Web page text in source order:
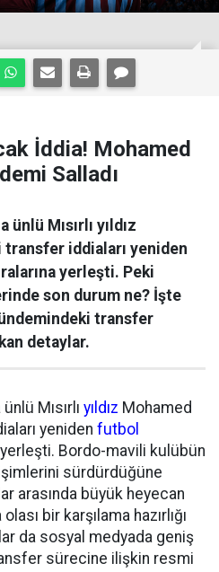
İddia! Mohamed
Salladı
Mısırlı yıldız
iddiaları yeniden
yerleşti. Peki
son durum ne? İşte
transfer
detaylar.
Mısırlı yıldız Mohamed
yeniden futbol
yerleşti. Bordo-mavili kulübün
sürdürdüğüne
arasında büyük heyecan
olası bir karşılama hazırlığı
da sosyal medyada geniş
sürecine ilişkin resmi